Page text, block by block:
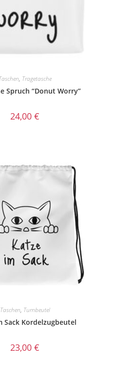
, Tragetasche
Spruch “Donut Worry”
24,00 €
Taschen, Turnbeutel
Sack Kordelzugbeutel
23,00 €